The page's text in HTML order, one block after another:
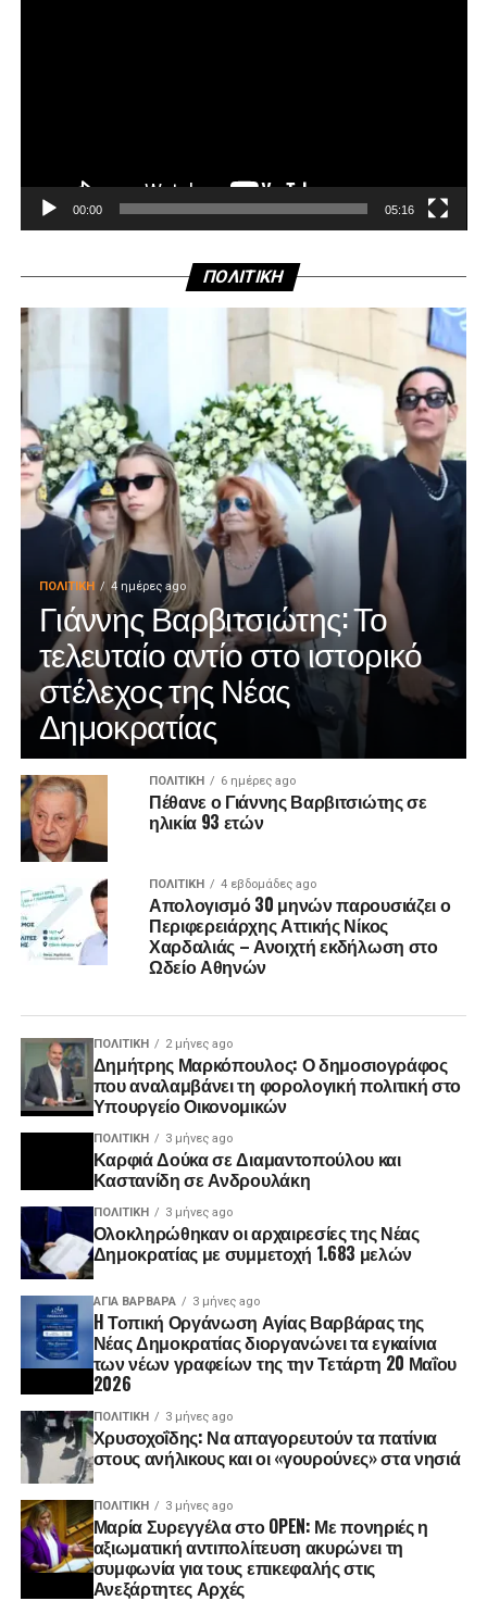
00:00 05:16
ΠΟΛΙΤΙΚΗ
ΠΟΛΙΤΙΚΉ 4 ημέρες ago
Γιάννης Βαρβιτσιώτης: Το
τελευταίο αντίο στο ιστορικό
στέλεχος της Νέας
Δημοκρατίας
ΠΟΛΙΤΙΚΉ 6 ημέρες ago
Πέθανε ο Γιάννης Βαρβιτσιώτης σε
ηλικία 93 ετών
ΠΟΛΙΤΙΚΉ 4 εβδομάδες ago
Απολογισμό 30 μηνών παρουσιάζει ο
Περιφερειάρχης Αττικής Νίκος
Χαρδαλιάς – Ανοιχτή εκδήλωση στο
Ωδείο Αθηνών
ΠΟΛΙΤΙΚΉ 2 μήνες ago
Δημήτρης Μαρκόπουλος: Ο δημοσιογράφος
που αναλαμβάνει τη φορολογική πολιτική στο
Υπουργείο Οικονομικών
ΠΟΛΙΤΙΚΉ 3 μήνες ago
Καρφιά Δούκα σε Διαμαντοπούλου και
Καστανίδη σε Ανδρουλάκη
ΠΟΛΙΤΙΚΉ 3 μήνες ago
Ολοκληρώθηκαν οι αρχαιρεσίες της Νέας
Δημοκρατίας με συμμετοχή 1.683 μελών
ΑΓΙΑ ΒΑΡΒΑΡΑ 3 μήνες ago
H Τοπική Οργάνωση Αγίας Βαρβάρας της
Νέας Δημοκρατίας διοργανώνει τα εγκαίνια
των νέων γραφείων της την Τετάρτη 20 Μαΐου
2026
ΠΟΛΙΤΙΚΉ 3 μήνες ago
Χρυσοχοΐδης: Να απαγορευτούν τα πατίνια
στους ανήλικους και οι «γουρούνες» στα νησιά
ΠΟΛΙΤΙΚΉ 3 μήνες ago
Μαρία Συρεγγέλα στο OPEN: Με πονηριές η
αξιωματική αντιπολίτευση ακυρώνει τη
συμφωνία για τους επικεφαλής στις
Ανεξάρτητες Αρχές